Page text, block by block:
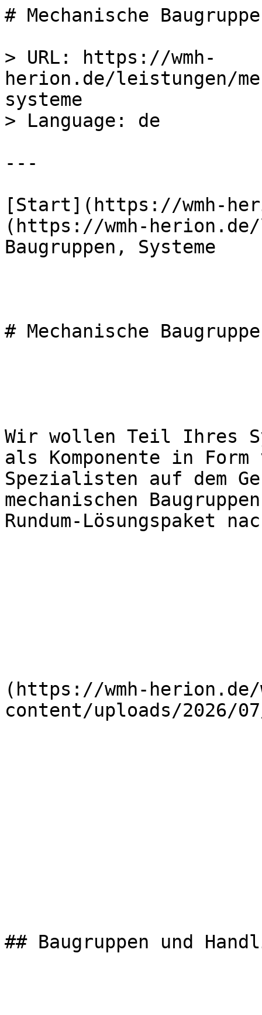
# Mechanische
> URL: https://wmh-
herion.de/leistungen/
systeme
> Language: de
---
[Start](https://wmh-
(https://wmh-herion.de/
Baugruppen,
# Mechanische
Wir wollen Teil Ihres
als Komponente in
Spezialisten auf dem
mechanischen
Rundum-Lösungspaket
(https://wmh-herion.de/
content/uploads/2026/
## Baugruppen und